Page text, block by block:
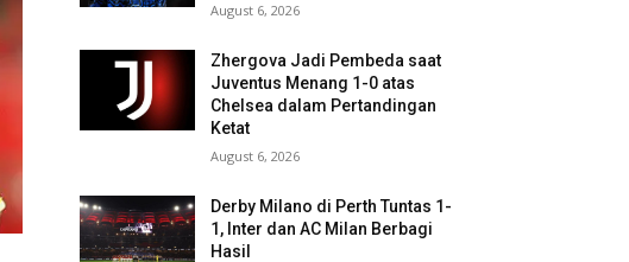
August 6, 2026
Zhergova Jadi Pembeda saat
Juventus Menang 1-0 atas
Chelsea dalam Pertandingan
Ketat
August 6, 2026
Derby Milano di Perth Tuntas 1-
1, Inter dan AC Milan Berbagi
Hasil